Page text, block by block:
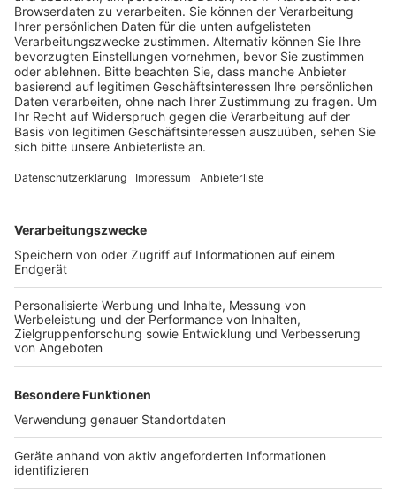
Geldautomatensprenger, die mit ihrer Tat auch einen
Brand auslösten. Aufgrund der Zerstörung müssen die
Kunden der Volksbank nun ihre Bankgeschäfte in der
Filiale in Quadrath-Ichendorf erledigen.
Laut einer Sprecherin der Volksbank Erft werden die
Kunden dort weiterhin von ihren gewohnten Beratern
betreut. Um den erhöhten Andrang zu bewältigen, hat
die Filiale ihre Öffnungszeiten erweitert. Der
Anzeige
Weitere Themen von Rhein und Erft
Anzeige
A1 bei Leverkusen am Wochenende dicht: es
drohen Staus
Explosion in Kerpen-Horrem: Geldautomat
gesprengt
Straße für Abriss des maroden Hochhauses in